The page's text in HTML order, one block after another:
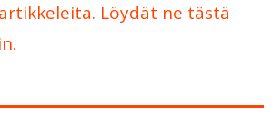
Löydät ne tästä